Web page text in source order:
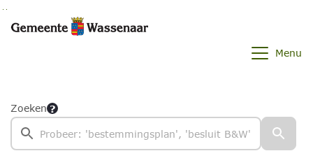
Ga naar de inhoud van deze pagina
Ga naar het zoeken
Ga naar het menu
Menu
Zoeken